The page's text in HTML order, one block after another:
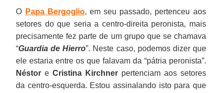
O Papa Bergoglio, em seu passado, pertenceu aos
setores do que seria a centro-direita peronista, mais
precisamente fez parte de um grupo que se chamava
“Guardia de Hierro”. Neste caso, podemos dizer que
ele estaria entre os que falavam da “pátria peronista”.
Néstor eCristina Kirchner pertenciam aos setores
da centro-esquerda. Estou assinalando isto para que